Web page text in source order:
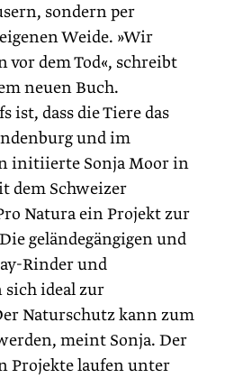
sondern per
Weide. »Wir
vor dem Tod«, schreibt
neuen Buch.
ist, dass die Tiere das
und im
initiierte Sonja Moor in
dem Schweizer
­Natura ein Projekt zur
geländegängigen und
Rinder und
sich ideal zur
Naturschutz kann zum
meint Sonja. Der
Projekte laufen unter